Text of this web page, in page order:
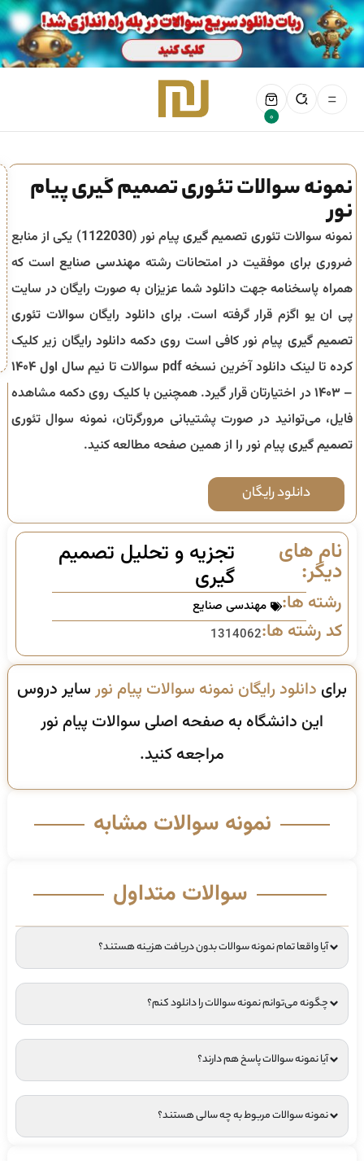
0
نمونه سوالات تئوری تصمیم گیری پیام
نور
نمونه سوالاتتئوری تصمیم گیریپیام نور (1122030) یکی از منابع
ضروری برای موفقیت در امتحانات رشته مهندسی صنایع است که
همراه پاسخنامه جهت دانلود شما عزیزان به صورت رایگان در سایت
پی ان یو اگزم قرار گرفته است. برای دانلود رایگان سوالات تئوری
تصمیم گیری پیام نور کافی است روی دکمه دانلود رایگان زیر کلیک
کرده تا لینک دانلود آخرین نسخه pdf سوالات تا
نیم سال اول ۱۴۰۴
– ۱۴۰۳
در اختیارتان قرار گیرد. همچنین با کلیک روی دکمه مشاهده
فایل، می‌توانید در صورت پشتیبانی مرورگرتان، نمونه سوال تئوری
تصمیم گیری پیام نور را از همین صفحه مطالعه کنید.
دانلود رایگان
نام های
دیگر:
تجزیه و تحلیل تصمیم
گیری
رشته ها: مهندسی صنایع
کد رشته ها:1314062
برای دانلود رایگان نمونه سوالات پیام نورسایر دروس
این دانشگاه به صفحه اصلی سوالات پیام نور
مراجعه کنید.
نمونه سوالات مشابه
سوالات متداول
آیا واقعا تمام نمونه سوالات بدون دریافت هزینه هستند؟
چگونه می‌توانم نمونه سوالات را دانلود کنم؟
آیا نمونه سوالات پاسخ هم دارند؟
نمونه سوالات مربوط به چه سالی هستند؟